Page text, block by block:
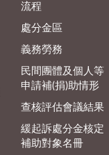
流程
處分金區
義務勞務
民間團體及個人等
申請補(捐)助情形
查核評估會議結果
緩起訴處分金核定
補助對象名冊